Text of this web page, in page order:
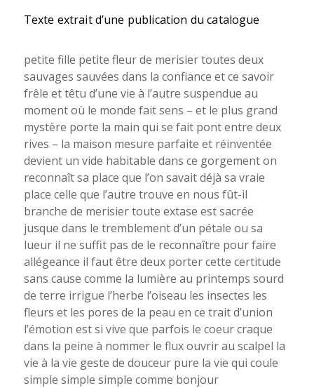
Texte extrait d’une publication du catalogue
petite fille petite fleur de merisier toutes deux
sauvages sauvées dans la confiance et ce savoir
frêle et têtu d’une vie à l’autre suspendue au
moment où le monde fait sens – et le plus grand
mystère porte la main qui se fait pont entre deux
rives – la maison mesure parfaite et réinventée
devient un vide habitable dans ce gorgement on
reconnaît sa place que l’on savait déjà sa vraie
place celle que l’autre trouve en nous fût-il
branche de merisier toute extase est sacrée
jusque dans le tremblement d’un pétale ou sa
lueur il ne suffit pas de le reconnaître pour faire
allégeance il faut être deux porter cette certitude
sans cause comme la lumière au printemps sourd
de terre irrigue l’herbe l’oiseau les insectes les
fleurs et les pores de la peau en ce trait d’union
l’émotion est si vive que parfois le coeur craque
dans la peine à nommer le flux ouvrir au scalpel la
vie à la vie geste de douceur pure la vie qui coule
simple simple simple comme bonjour